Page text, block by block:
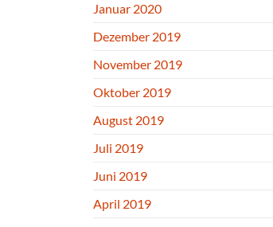
Januar 2020
Dezember 2019
November 2019
Oktober 2019
August 2019
Juli 2019
Juni 2019
April 2019